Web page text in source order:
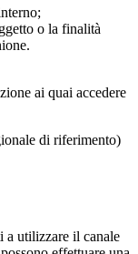
o la finalità
ai quai accedere
di riferimento)
a utilizzare il canale